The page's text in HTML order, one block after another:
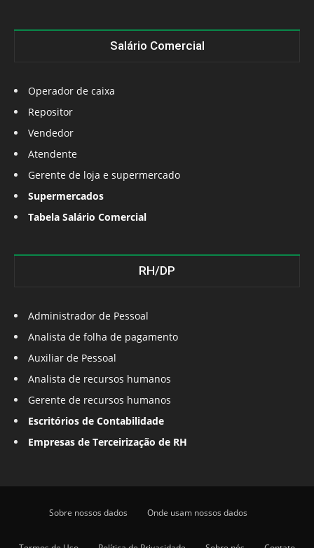
Salário Comercial
Operador de caixa
Repositor
Vendedor
Atendente
Gerente de loja e supermercado
Supermercados
Tabela Salário Comercial
RH/DP
Administrador de Pessoal
Analista de folha de pagamento
Auxiliar de Pessoal
Analista de recursos humanos
Gerente de recursos humanos
Escritórios de Contabilidade
Empresas de Terceirização de RH
Sobre nossos dados Onde usam nossos dados